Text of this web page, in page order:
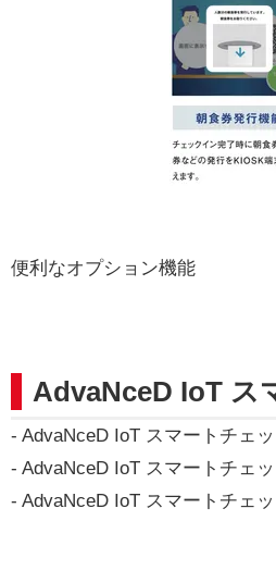
便利なオプション機能
AdvaNceD IoT ス
- AdvaNceD IoT スマートチェ
- AdvaNceD IoT スマートチェ
- AdvaNceD IoT スマートチェ